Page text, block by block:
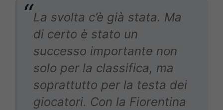
La svolta c’è già stata. Ma
di certo è stato un
successo importante non
solo per la classifica, ma
soprattutto per la testa dei
giocatori. Con la Fiorentina